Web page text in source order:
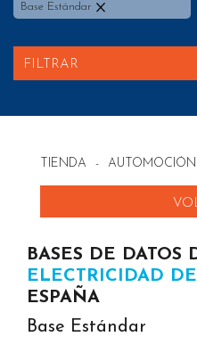
Base Estándar
FILTRAR
TIENDA - AUTOMOCIÓN
BASES DE DATOS
ELECTRICIDAD
ESPAÑA
Base Estándar